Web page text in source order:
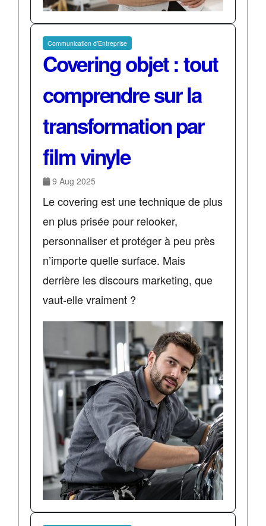
Communication d’Entreprise
Covering objet : tout
comprendre sur la
transformation par
film vinyle
9 Aug 2025
Le covering est une technique de plus
en plus prisée pour relooker,
personnaliser et protéger à peu près
n’importe quelle surface. Mais
derrière les discours marketing, que
vaut-elle vraiment ?